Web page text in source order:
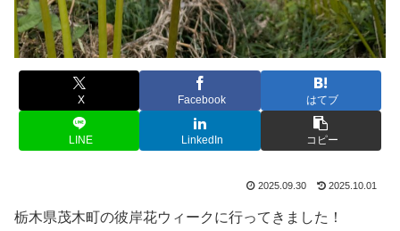
X Facebook はてブ
LINE LinkedIn コピー
2025.09.30 2025.10.01
栃木県茂木町の彼岸花ウィークに行ってきました！